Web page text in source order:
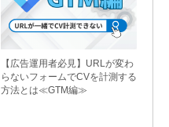
【広告運用者必見】URLが変わ
らないフォームでCVを計測する
方法とは≪GTM編≫